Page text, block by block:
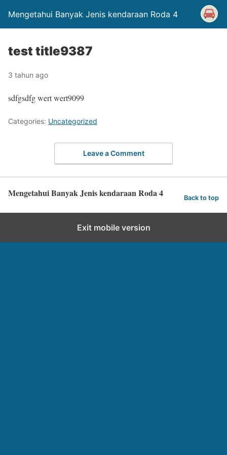
Mengetahui Banyak Jenis kendaraan Roda 4
test title9387
3 tahun ago
sdfgsdfg wert wert9099
Categories: Uncategorized
Leave a Comment
Mengetahui Banyak Jenis kendaraan Roda 4 Back to top
Exit mobile version